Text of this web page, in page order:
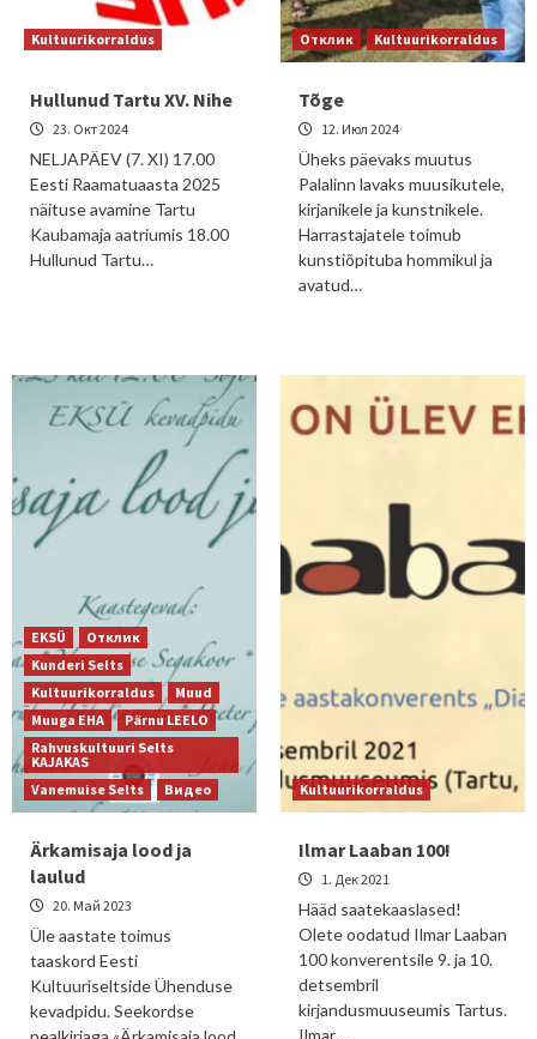
Kultuurikorraldus
Hullunud Tartu XV. Nihe
23. Окт 2024
NELJAPÄEV (7. XI) 17.00
Eesti Raamatuaasta 2025
näituse avamine Tartu
Kaubamaja aatriumis 18.00
Hullunud Tartu…
Отклик Kultuurikorraldus
Tõge
12. Июл 2024
Üheks päevaks muutus
Palalinn lavaks muusikutele,
kirjanikele ja kunstnikele.
Harrastajatele toimub
kunstiõpituba hommikul ja
avatud…
EKSÜ
Отклик
Kunderi Selts
Kultuurikorraldus
Muud
Muuga EHA
Pärnu LEELO
Rahvuskultuuri Selts
KAJAKAS
Vanemuise Selts
Видео
Ärkamisaja lood ja
laulud
20. Май 2023
Üle aastate toimus
taaskord Eesti
Kultuuriseltside Ühenduse
kevadpidu. Seekordse
Kultuurikorraldus
Ilmar Laaban 100!
1. Дек 2021
Hääd saatekaaslased!
Olete oodatud Ilmar Laaban
100 konverentsile 9. ja 10.
detsembril
kirjandusmuuseumis Tartus.
Ilmar…